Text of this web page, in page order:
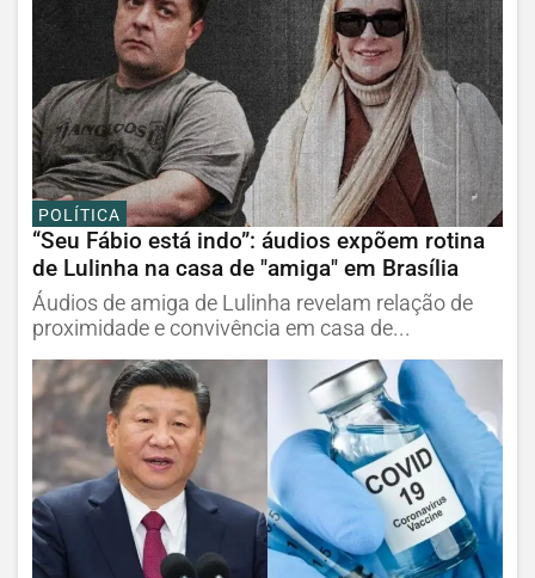
POLÍTICA
“Seu Fábio está indo”: áudios expõem rotina
de Lulinha na casa de "amiga" em Brasília
Áudios de amiga de Lulinha revelam relação de
proximidade e convivência em casa de...